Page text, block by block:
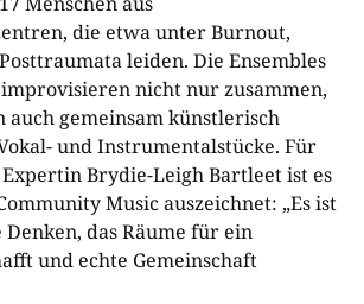
die etwa unter Burnout,
leiden. Die Ensembles
nicht nur zusammen,
auch gemeinsam künstlerisch
und Instrumentalstücke. Für
Brydie-Leigh Bartleet ist es
Music auszeichnet: „Es ist
das Räume für ein
und echte Gemeinschaft